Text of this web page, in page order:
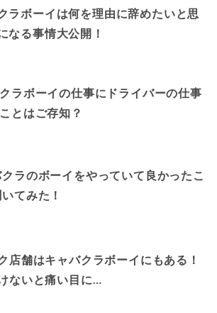
ラボーイは何を理由に辞めたいと思
なる事情大公開！
ラボーイの仕事にドライバーの仕事
とはご存知？
ラのボーイをやっていて良かったこ
てみた！
店舗はキャバクラボーイにもある！
ないと痛い目に…